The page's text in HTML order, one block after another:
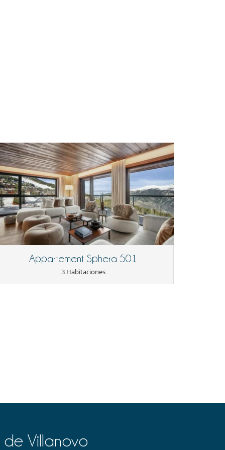
Appartement Sphera 501
3 Habitaciones
de Villanovo